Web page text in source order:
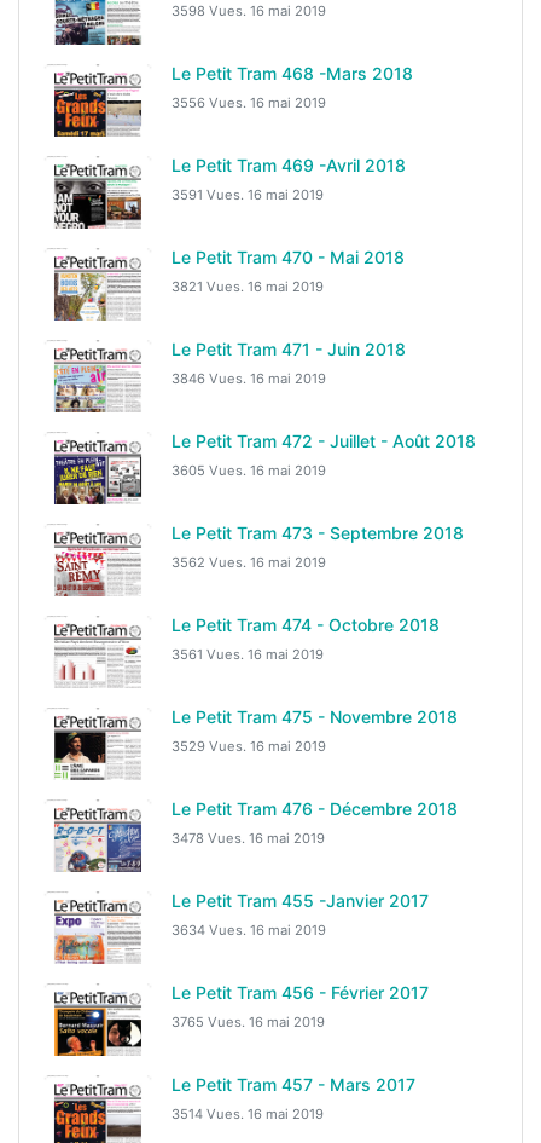
3598 Vues. 16 mai 2019
Le Petit Tram 468 -Mars 2018
3556 Vues. 16 mai 2019
Le Petit Tram 469 -Avril 2018
3591 Vues. 16 mai 2019
Le Petit Tram 470 - Mai 2018
3821 Vues. 16 mai 2019
Le Petit Tram 471 - Juin 2018
3846 Vues. 16 mai 2019
Le Petit Tram 472 - Juillet - Août 2018
3605 Vues. 16 mai 2019
Le Petit Tram 473 - Septembre 2018
3562 Vues. 16 mai 2019
Le Petit Tram 474 - Octobre 2018
3561 Vues. 16 mai 2019
Le Petit Tram 475 - Novembre 2018
3529 Vues. 16 mai 2019
Le Petit Tram 476 - Décembre 2018
3478 Vues. 16 mai 2019
Le Petit Tram 455 -Janvier 2017
3634 Vues. 16 mai 2019
Le Petit Tram 456 - Février 2017
3765 Vues. 16 mai 2019
Le Petit Tram 457 - Mars 2017
3514 Vues. 16 mai 2019